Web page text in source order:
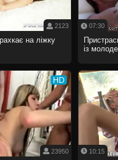
2123
на ліжку
07:30
із
HD
23950 10:15